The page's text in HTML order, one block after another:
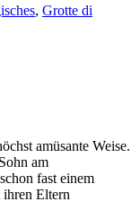
, Grotte di
amüsante Weise.
am
fast einem
Eltern